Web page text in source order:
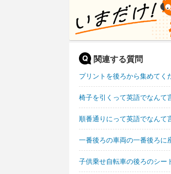
関連する質問
プリントを後ろから集めてく
椅子を引くって英語でなんて
順番通りにって英語でなんて
一番後ろの車両の一番後ろに
子供乗せ自転車の後ろのシー